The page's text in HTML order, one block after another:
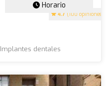
4.7 (100 opiniones)
Horario
Implantes dentales